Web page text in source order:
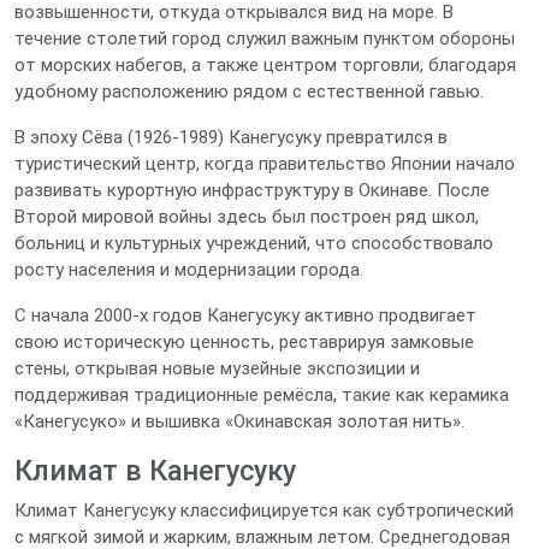
возвышенности, откуда открывался вид на море. В
течение столетий город служил важным пунктом обороны
от морских набегов, а также центром торговли, благодаря
удобному расположению рядом с естественной гавью.
В эпоху Сёва (1926‑1989) Канегусуку превратился в
туристический центр, когда правительство Японии начало
развивать курортную инфраструктуру в Окинаве. После
Второй мировой войны здесь был построен ряд школ,
больниц и культурных учреждений, что способствовало
росту населения и модернизации города.
С начала 2000‑х годов Канегусуку активно продвигает
свою историческую ценность, реставрируя замковые
стены, открывая новые музейные экспозиции и
поддерживая традиционные ремёсла, такие как керамика
«Канегусуко» и вышивка «Окинавская золотая нить».
Климат в Канегусуку
Климат Канегусуку классифицируется как субтропический
с мягкой зимой и жарким, влажным летом. Среднегодовая